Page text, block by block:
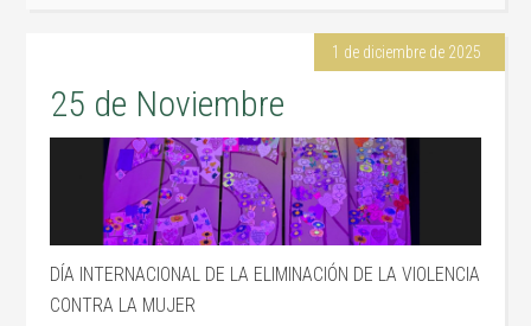
1 de diciembre de 2025
25 de Noviembre
DÍA INTERNACIONAL DE LA ELIMINACIÓN DE LA VIOLENCIA
CONTRA LA MUJER